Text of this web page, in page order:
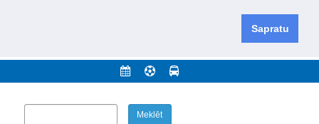
Sapratu
novadu un apkārtējos novadus un pilsētas.